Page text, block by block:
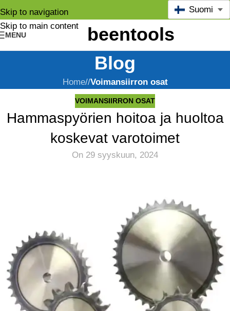
Skip to navigation
Skip to main content
MENU
Suomi
Blog
Home/ Voimansiirron osat
VOIMANSIIRRON OSAT
Hammaspyörien hoitoa ja huoltoa
koskevat varotoimet
On 29 syyskuun, 2024